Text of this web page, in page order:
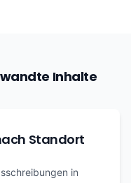
Inhalte
Standort
in